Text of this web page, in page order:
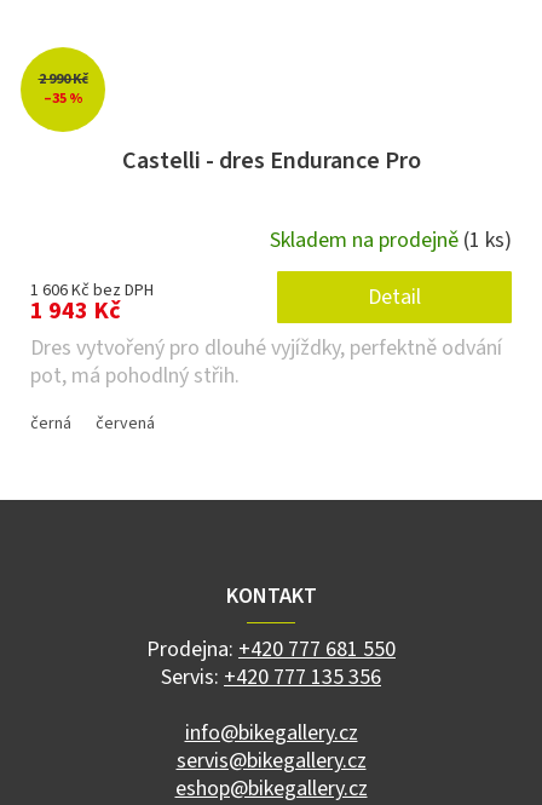
2 990 Kč
–35 %
Castelli - dres Endurance Pro
Skladem na prodejně (1 ks)
1 606 Kč bez DPH
1 943 Kč
Detail
Dres vytvořený pro dlouhé vyjíždky, perfektně odvání
pot, má pohodlný střih.
černá červená
KONTAKT
Prodejna: +420 777 681 550
Servis: +420 777 135 356
info@bikegallery.cz
servis@bikegallery.cz
eshop@bikegallery.cz